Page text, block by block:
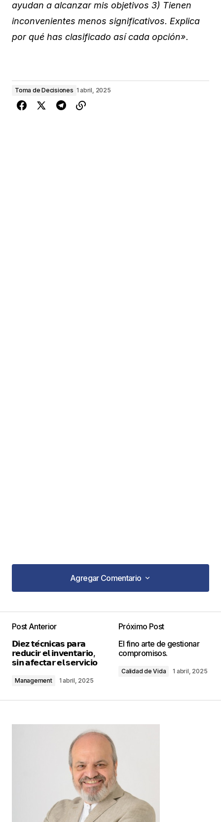
ayudan a alcanzar mis objetivos 3) Tienen
inconvenientes menos significativos. Explica
por qué has clasificado así cada opción».
Toma de Decisiones 1 abril, 2025
Agregar Comentario
Agregar Comentario
publicada. Los campos obligatorios están
marcados con*
Comentario*
*
Guarda mi nombre, correo electrónico y web en
este navegador para la próxima vez que
comente.
Post Anterior
𝗗𝗶𝗲𝘇 𝘁𝗲́𝗰𝗻𝗶𝗰𝗮𝘀 𝗽𝗮𝗿𝗮
𝗿𝗲𝗱𝘂𝗰𝗶𝗿 𝗲𝗹 𝗶𝗻𝘃𝗲𝗻𝘁𝗮𝗿𝗶𝗼,
𝘀𝗶𝗻 𝗮𝗳𝗲𝗰𝘁𝗮𝗿 𝗲𝗹 𝘀𝗲𝗿𝘃𝗶𝗰𝗶𝗼
Management 1 abril, 2025
Próximo Post
El fino arte de gestionar
compromisos.
Calidad de Vida 1 abril, 2025